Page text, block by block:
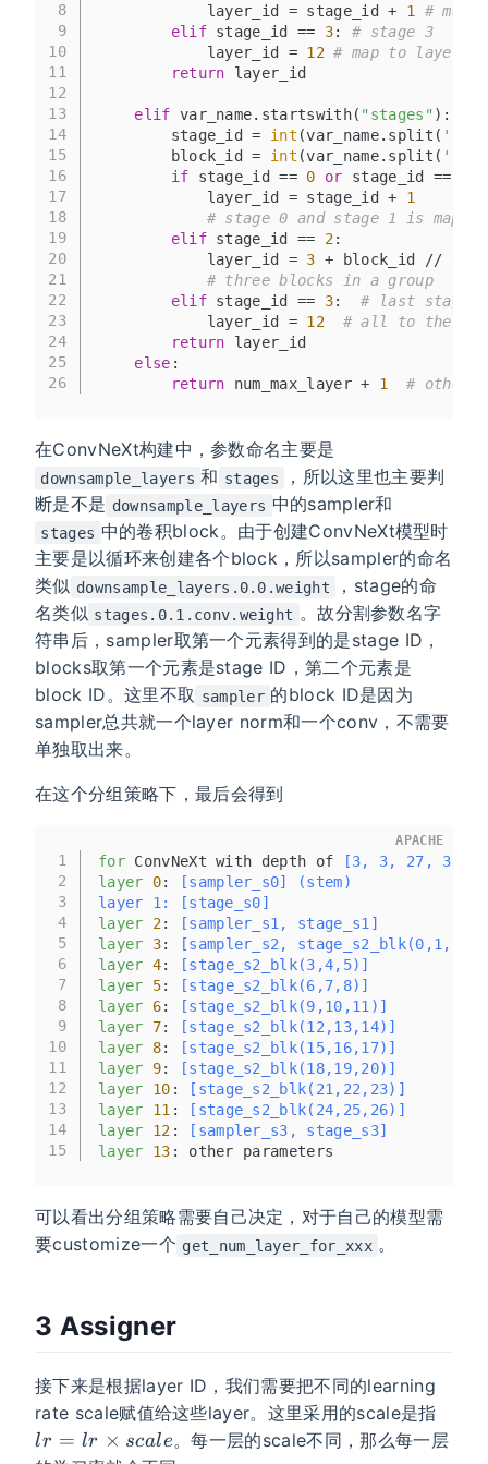
8
9
10
11
12
13
14
15
16
17
18
19
20
21
22
23
24
25
26
            layer_id = stage_id +
1
# map
elif stage_id == 3: # stage 3
            layer_id =
12 # map to layer 12
return layer_id
elif var_name.startswith( "stages" ):
        stage_id =
int (var_name.split( '.'
        block_id =
int (var_name.split( '.'
if stage_id == 0 or stage_id ==
            layer_id = stage_id +
1
# stage 0 and stage 1 is
elif stage_id == 2:
            layer_id =
3 + block_id //
# three blocks in a group
elif stage_id == 3: # last stage
            layer_id =
12
# all to the
return layer_id
else :
return num_max_layer + 1 # other
在ConvNeXt构建中，参数命名主要是
downsample_layers 和 stages
，所以这里也主要判
断是不是 downsample_layers 中的sampler和
stages 中的卷积block。由于创建ConvNeXt模型时
主要是以循环来创建各个block，所以sampler的命名
类似 downsample_layers.0.0.weight
，stage的命
名类似 stages.0.1.conv.weight 。故分割参数名字
符串后，sampler取第一个元素得到的是stage ID，
blocks取第一个元素是stage ID，第二个元素是
block ID。这里不取 sampler 的block ID是因为
sampler总共就一个layer norm和一个conv，不需要
单独取出来。
在这个分组策略下，最后会得到
1
2
3
4
5
6
7
8
9
10
11
12
13
14
15
for ConvNeXt with depth of [3, 3, 27, 3]
layer
0:
[sampler_s0] (stem)
layer 1: [stage_s0]
layer
2:
[sampler_s1, stage_s1]
layer
3:
[sampler_s2, stage_s2_blk(0,1,2)]
layer 4:
[stage_s2_blk(3,4,5)]
layer
5:
[stage_s2_blk(6,7,8)]
layer
6:
[stage_s2_blk(9,10,11)]
layer
7:
[stage_s2_blk(12,13,14)]
layer
8:
[stage_s2_blk(15,16,17)]
layer
9:
[stage_s2_blk(18,19,20)]
layer
10 :
[stage_s2_blk(21,22,23)]
layer
11 :
[stage_s2_blk(24,25,26)]
layer
12 :
[sampler_s3, stage_s3]
layer
13 : other parameters
APACHE
可以看出分组策略需要自己决定，对于自己的模型需
要customize一个 get_num_layer_for_xxx 。
3 Assigner
接下来是根据layer ID，我们需要把不同的learning
rate scale赋值给这些layer。这里采用的scale是指
lr = lr × scale。每一层的scale不同，那么每一层